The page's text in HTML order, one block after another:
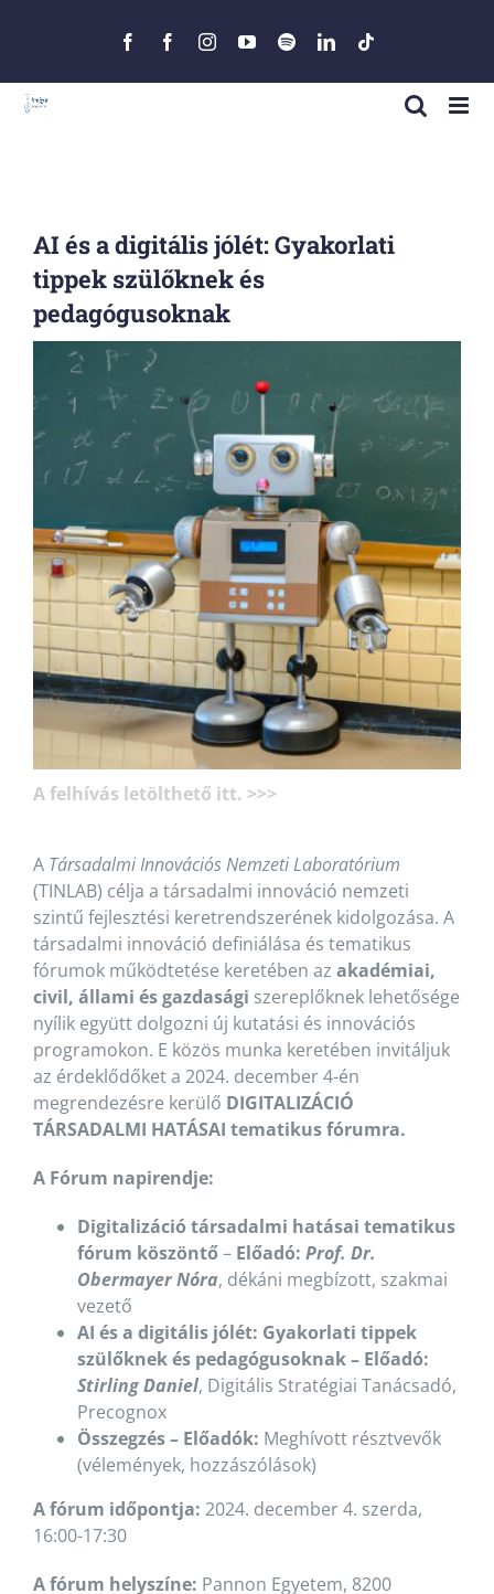
FacebookFacebookInstagramYouTube
SpotifyLinkedIn
AI és a digitális jólét: Gyakorlati
tippek szülőknek és
pedagógusoknak
A felhívás letölthető itt. >>>
A Társadalmi Innovációs Nemzeti Laboratórium
(TINLAB) célja a társadalmi innováció nemzeti
szintű fejlesztési keretrendszerének kidolgozása. A
társadalmi innováció definiálása és tematikus
fórumok működtetése keretében az akadémiai,
civil, állami és gazdasági szereplőknek lehetősége
nyílik együtt dolgozni új kutatási és innovációs
programokon. E közös munka keretében invitáljuk
az érdeklődőket a 2024. december 4-én
megrendezésre kerülő DIGITALIZÁCIÓ
TÁRSADALMI HATÁSAI tematikus fórumra.
A Fórum napirendje:
Digitalizáció társadalmi hatásai tematikus
fórum köszöntő– Előadó: Prof. Dr.
Obermayer Nóra, dékáni megbízott, szakmai
vezető
AI és a digitális jólét: Gyakorlati tippek
szülőknek és pedagógusoknak – Előadó:
Stirling Daniel, Digitális Stratégiai Tanácsadó,
Precognox
Összegzés – Előadók: Meghívott résztvevők
(vélemények, hozzászólások)
A fórum időpontja: 2024. december 4. szerda,
16:00-17:30
A fórum helyszíne: Pannon Egyetem, 8200